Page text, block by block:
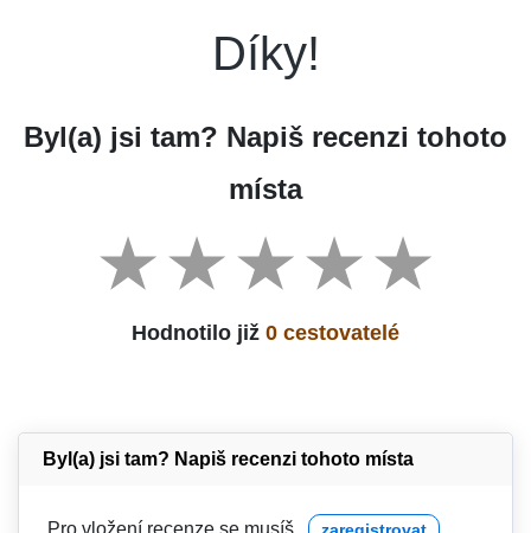
Díky!
Byl(a) jsi tam? Napiš recenzi tohoto
místa
Hodnotilo již 0 cestovatelé
Byl(a) jsi tam? Napiš recenzi tohoto místa
Pro vložení recenze se musíš